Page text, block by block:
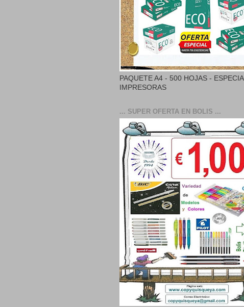
PAQUETE A4 - 500 HOJAS -
IMPRESORAS
... SUPER OFERTA EN BOLIS ...